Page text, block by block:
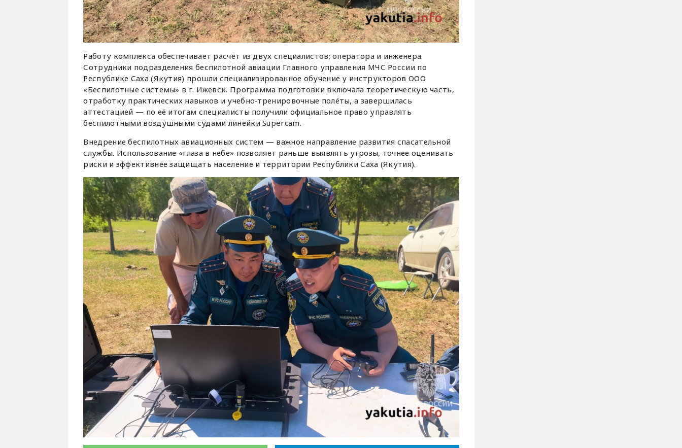
Работу комплекса обеспечивает расчёт из двух специалистов: оператора и инженера.
Сотрудники подразделения беспилотной авиации Главного управления МЧС России по
Республике Саха (Якутия) прошли специализированное обучение у инструкторов ООО
«Беспилотные системы» в г. Ижевск. Программа подготовки включала теоретическую часть,
отработку практических навыков и учебно‑тренировочные полёты, а завершилась
аттестацией — по её итогам специалисты получили официальное право управлять
беспилотными воздушными судами линейки Supercam.
Внедрение беспилотных авиационных систем — важное направление развития спасательной
службы. Использование «глаза в небе» позволяет раньше выявлять угрозы, точнее оценивать
риски и эффективнее защищать население и территории Республики Саха (Якутия).